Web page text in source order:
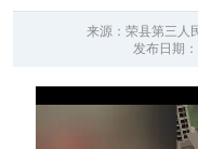
来源：荣县第三人
发布日期：